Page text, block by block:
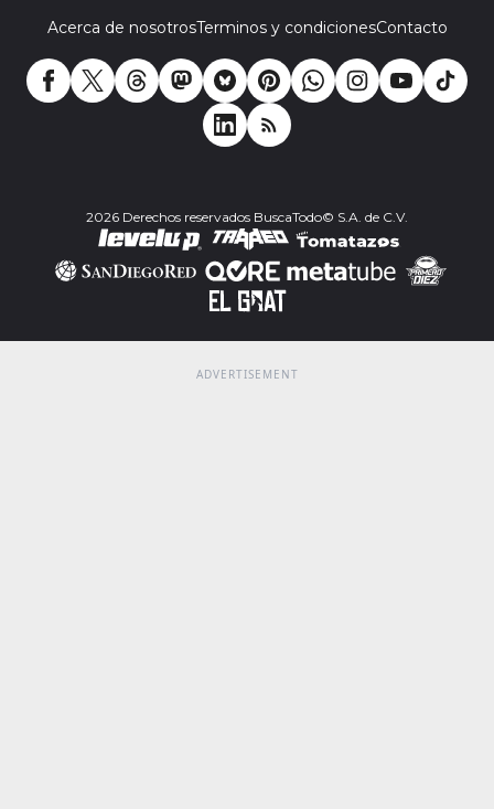
Acerca de nosotrosTerminos y condicionesContacto
2026 Derechos reservados BuscaTodo© S.A. de C.V.